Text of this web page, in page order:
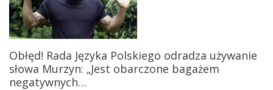
Obłęd! Rada Języka Polskiego odradza używanie
słowa Murzyn: „Jest obarczone bagażem
negatywnych…